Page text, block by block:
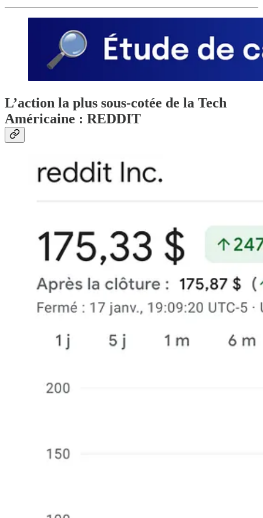
L’action la plus sous-cotée de la Tech
Américaine : REDDIT